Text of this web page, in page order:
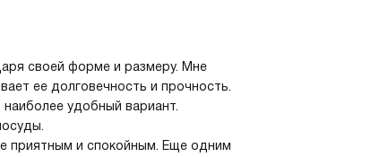
своей форме и размеру. Мне
ее долговечность и прочность.
удобный вариант.
приятным и спокойным. Еще одним